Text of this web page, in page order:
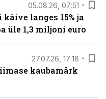
05.08.26, 07:51
langes 15% ja
üle 1,3 miljoni euro
27.07.26, 17:18
kaubamärk